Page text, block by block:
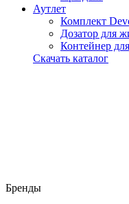
Аутлет
Комплект
Дозатор для
Контейнер
Скачать каталог
Бренды